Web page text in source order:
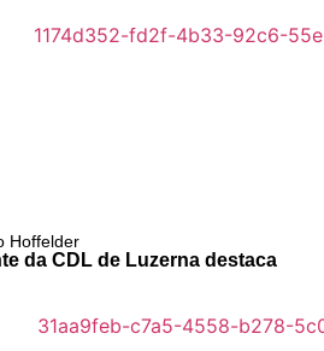
Hoffelder
da CDL de Luzerna destaca